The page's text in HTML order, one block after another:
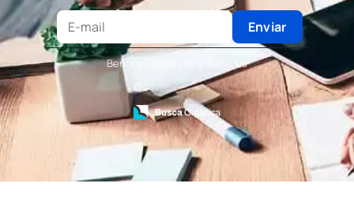
Terceirização de Recepção
Terceirização de Recepcionista
Terceirização de Serviços de Recepcionistas
Treinamento de Bombeiro Civil
Treinamento de Bombeiros
Treinamento de Brigada
Treinamento de Brigada de Emergência
Treinamento de Brigada de Incêndio
Treinamento de Brigada de Incêndio Valor
Treinamento de Brigadista de Incêndio
Treinamento de Combate a Incêndio NR 23
Enviar
Benfire - Proteção e Serviços